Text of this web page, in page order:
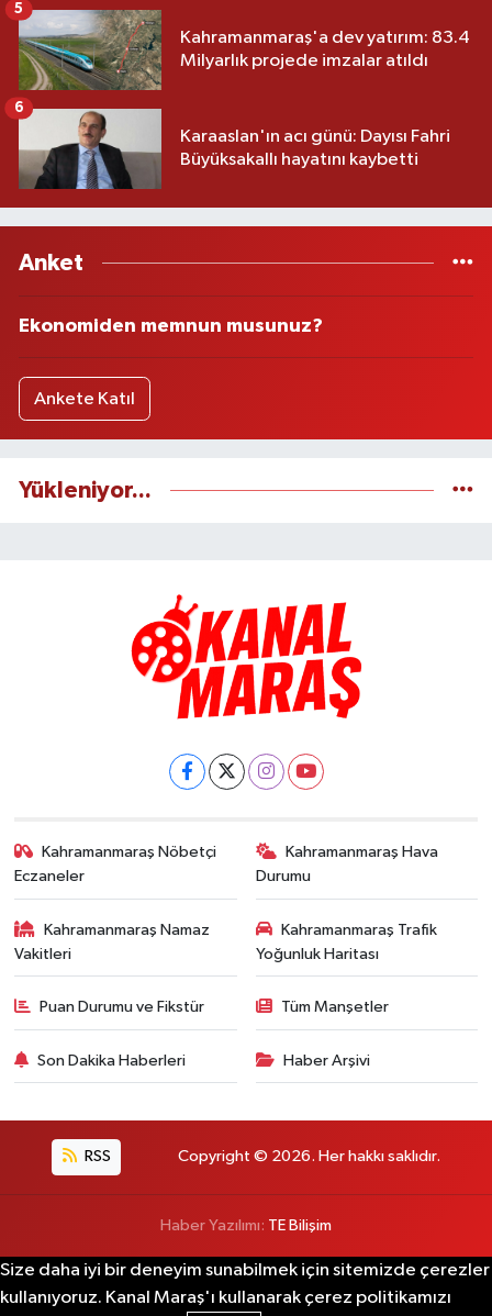
Kahramanmaraş'a dev yatırım: 83.4
Milyarlık projede imzalar atıldı
5
Karaaslan'ın acı günü: Dayısı Fahri
Büyüksakallı hayatını kaybetti
6
Anket
Ekonomiden memnun musunuz?
Ankete Katıl
Yükleniyor...
Kahramanmaraş Nöbetçi
Eczaneler
Kahramanmaraş Hava
Durumu
Kahramanmaraş Namaz
Vakitleri
Kahramanmaraş Trafik
Yoğunluk Haritası
Puan Durumu ve Fikstür Tüm Manşetler
Son Dakika Haberleri Haber Arşivi
RSS Copyright © 2026. Her hakkı saklıdır.
Haber Yazılımı: TE Bilişim
Size daha iyi bir deneyim sunabilmek için sitemizde çerezler
kullanıyoruz. Kanal Maraş'ı kullanarak çerez politikamızı